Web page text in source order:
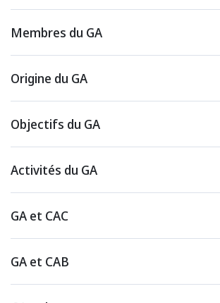
Membres du GA
Origine du GA
Objectifs du GA
Activités du GA
GA et CAC
GA et CAB